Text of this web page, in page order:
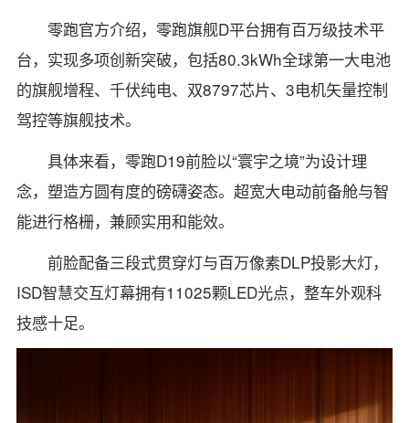
零跑官方介绍，零跑旗舰D平台拥有百万级技术平
台，实现多项创新突破，包括80.3kWh全球第一大电池
的旗舰增程、千伏纯电、双8797芯片、3电机矢量控制
驾控等旗舰技术。
具体来看，零跑D19前脸以“寰宇之境”为设计理
念，塑造方圆有度的磅礴姿态。超宽大电动前备舱与智
能进行格栅，兼顾实用和能效。
前脸配备三段式贯穿灯与百万像素DLP投影大灯，
ISD智慧交互灯幕拥有11025颗LED光点，整车外观科
技感十足。